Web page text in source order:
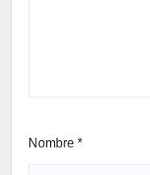
Nombre *